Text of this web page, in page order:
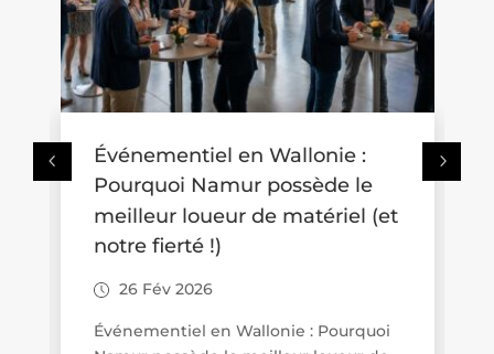
Où se promener avec une
poussette en Wallonie ? Trois
idées de balades accessibles
aux familles
26 Fév 2026
Promenades « poussette friendly » en